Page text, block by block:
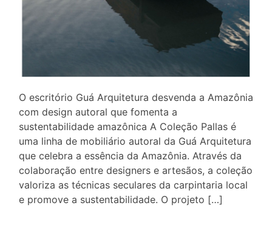
O escritório Guá Arquitetura desvenda a Amazônia
com design autoral que fomenta a
sustentabilidade amazônica A Coleção Pallas é
uma linha de mobiliário autoral da Guá Arquitetura
que celebra a essência da Amazônia. Através da
colaboração entre designers e artesãos, a coleção
valoriza as técnicas seculares da carpintaria local
e promove a sustentabilidade. O projeto […]